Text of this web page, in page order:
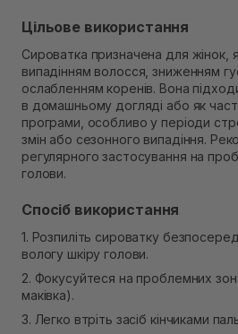
Цільове використання
Сироватка призначена для жінок,
випадінням волосся, зниженням
ослабленням коренів. Вона
в домашньому догляді або як
програми, особливо у періоди
змін або сезонного випадіння.
регулярного застосування на
голови.
Спосіб використання
1. Розпиліть сироватку
вологу шкіру голови.
2. Фокусуйтеся на проблемних
маківка).
3. Легко втріть засіб кінчиками